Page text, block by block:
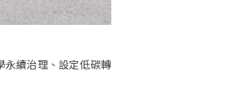
永續治理、設定低碳轉